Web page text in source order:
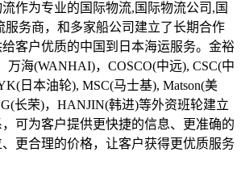
为专业的国际物流,国际物流公司,国
服务商，和多家船公司建立了长期合作
客户优质的中国到日本海运服务。金裕
万海(WANHAI)，COSCO(中远), CSC(中
日本油轮), MSC(马士基), Matson(美
长荣)，HANJIN(韩进)等外资班轮建立
可为客户提供更快捷的信息、更准确的
更合理的价格，让客户获得更优质服务